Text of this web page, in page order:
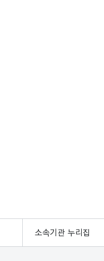
소속기관 누리집